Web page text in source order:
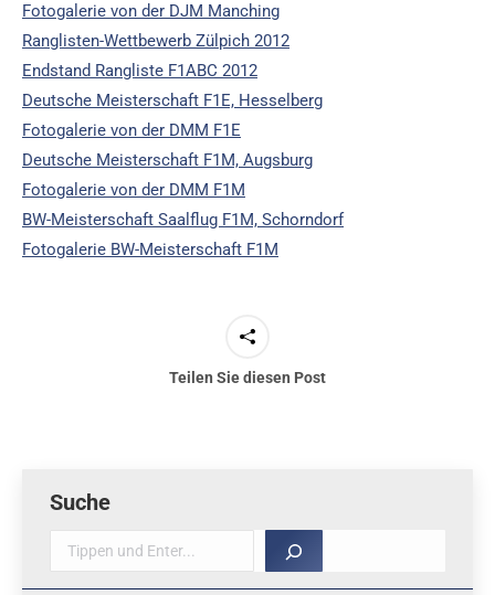
Fotogalerie von der DJM Manching
Ranglisten-Wettbewerb Zülpich 2012
Endstand Rangliste F1ABC 2012
Deutsche Meisterschaft F1E, Hesselberg
Fotogalerie von der DMM F1E
Deutsche Meisterschaft F1M, Augsburg
Fotogalerie von der DMM F1M
BW-Meisterschaft Saalflug F1M, Schorndorf
Fotogalerie BW-Meisterschaft F1M
Teilen Sie diesen Post
Suche
Suche